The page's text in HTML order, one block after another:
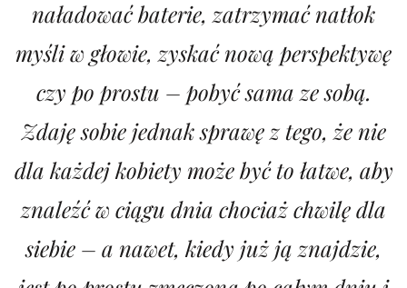
naładować baterie, zatrzymać natłok
myśli w głowie, zyskać nową perspektywę
czy po prostu – pobyć sama ze sobą.
Zdaję sobie jednak sprawę z tego, że nie
dla każdej kobiety może być to łatwe, aby
znaleźć w ciągu dnia chociaż chwilę dla
siebie – a nawet, kiedy już ją znajdzie,